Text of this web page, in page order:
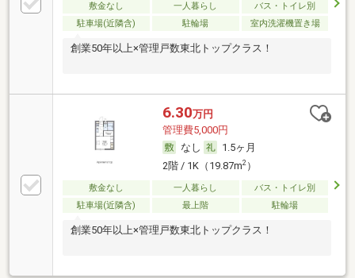
敷金なし 一人暮らし
バス・トイレ別
駐車場(近隣含)
駐輪場 室内洗濯機置き場
創業50年以上×管理戸数東北トップクラス！
6.30万円
管理費5,000円
なし
1.5ヶ月
2階 / 1K（19.87m2）
敷金なし 一人暮らし
バス・トイレ別
駐車場(近隣含)
最上階 駐輪場
創業50年以上×管理戸数東北トップクラス！